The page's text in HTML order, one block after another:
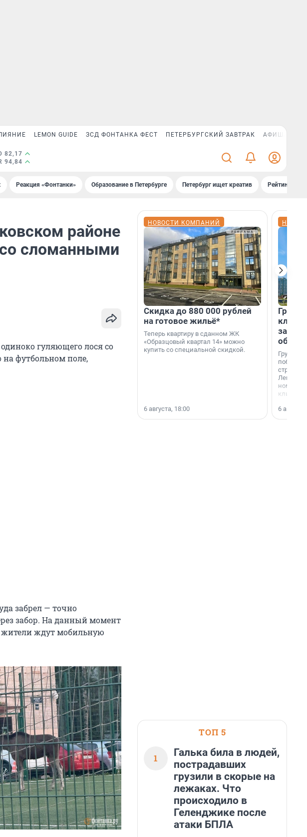
LEMON GUIDE ЗСД ФОНТАНКА ФЕСТ ПЕТЕРБУРГСКИЙ ЗАВТРАК АФИША PLUS
82,17
94,84
Реакция «Фонтанки» Образование в Петербурге Петербург ищет креатив Рейтинги
районе
со сломанными
гуляющего лося со
футбольном поле,
забрел — точно
забор. На данный момент
ждут мобильную
НОВОСТИ КОМПАНИЙ
Скидка до 880 000 рублей
на готовое жильё*
Теперь квартиру в сданном ЖК
«Образцовый квартал 14» можно
купить со специальной скидкой.
6 августа, 18:00
Группа
области».
6
ТОП 5
1
Галька била в людей,
пострадавших
грузили в скорые на
лежаках. Что
происходило в
Геленджике после
атаки БПЛА